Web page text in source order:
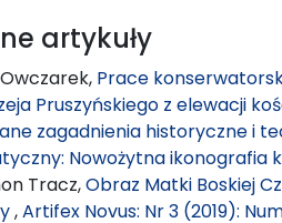
artykuły
Prace
Pruszyńskiego z elewacji
zagadnienia historyczne i
Nowożytna ikonografia
Tracz,Obraz Matki Boskiej
,Artifex Novus: Nr 3 (2019):